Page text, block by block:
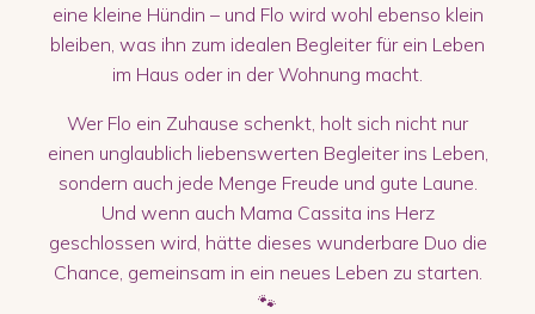
eine kleine Hündin – und Flo wird wohl ebenso klein
bleiben, was ihn zum idealen Begleiter für ein Leben
im Haus oder in der Wohnung macht.
Wer Flo ein Zuhause schenkt, holt sich nicht nur
einen unglaublich liebenswerten Begleiter ins Leben,
sondern auch jede Menge Freude und gute Laune.
Und wenn auch Mama Cassita ins Herz
geschlossen wird, hätte dieses wunderbare Duo die
Chance, gemeinsam in ein neues Leben zu starten.
🐾